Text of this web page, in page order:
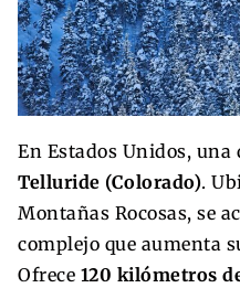
En Estados Unidos, una
Telluride (Colorado).
Montañas Rocosas, se
complejo que aumenta
Ofrece 120 kilómetros